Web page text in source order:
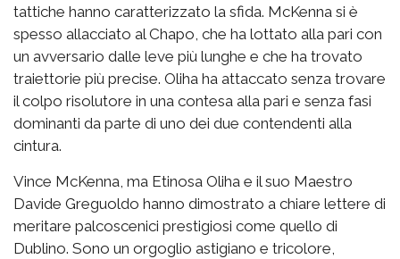
tattiche hanno caratterizzato la sfida. McKenna si è
spesso allacciato al Chapo, che ha lottato alla pari con
un avversario dalle leve più lunghe e che ha trovato
traiettorie più precise. Oliha ha attaccato senza trovare
il colpo risolutore in una contesa alla pari e senza fasi
dominanti da parte di uno dei due contendenti alla
cintura.
Vince McKenna, ma Etinosa Oliha e il suo Maestro
Davide Greguoldo hanno dimostrato a chiare lettere di
meritare palcoscenici prestigiosi come quello di
Dublino. Sono un orgoglio astigiano e tricolore,